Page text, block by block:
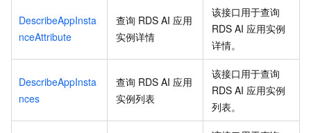
DescribeAppInsta
nceAttribute
查询 RDS AI 应用
实例详情
该接口用于查询
RDS AI 应用实例
详情。
DescribeAppInsta
nces
查询 RDS AI 应用
实例列表
该接口用于查询
RDS AI 应用实例
列表。